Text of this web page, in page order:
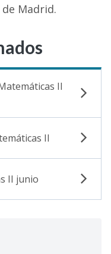
Madrid.
II
II
II junio